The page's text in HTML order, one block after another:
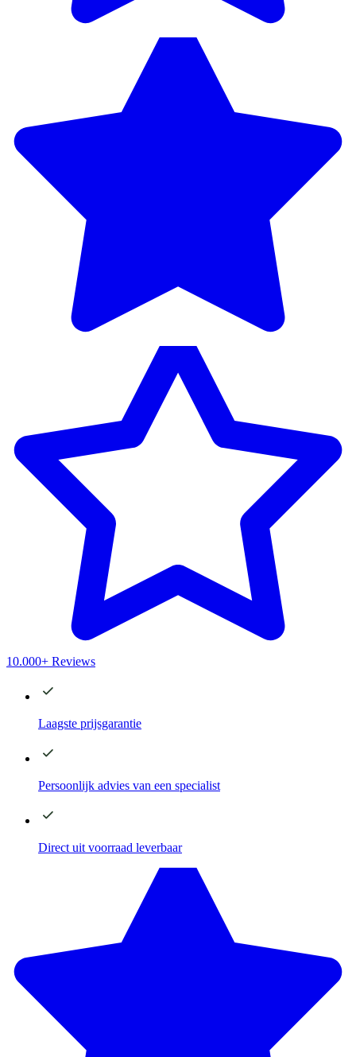
10.000+ Reviews
Laagste prijsgarantie
Persoonlijk advies van een specialist
Direct uit voorraad leverbaar